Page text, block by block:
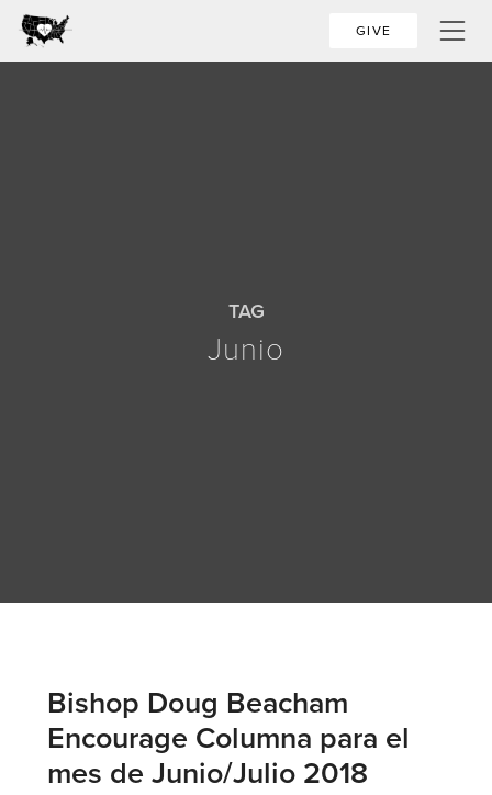
GIVE
TAG
Junio
Bishop Doug Beacham
Encourage Columna para el
mes de Junio/Julio 2018